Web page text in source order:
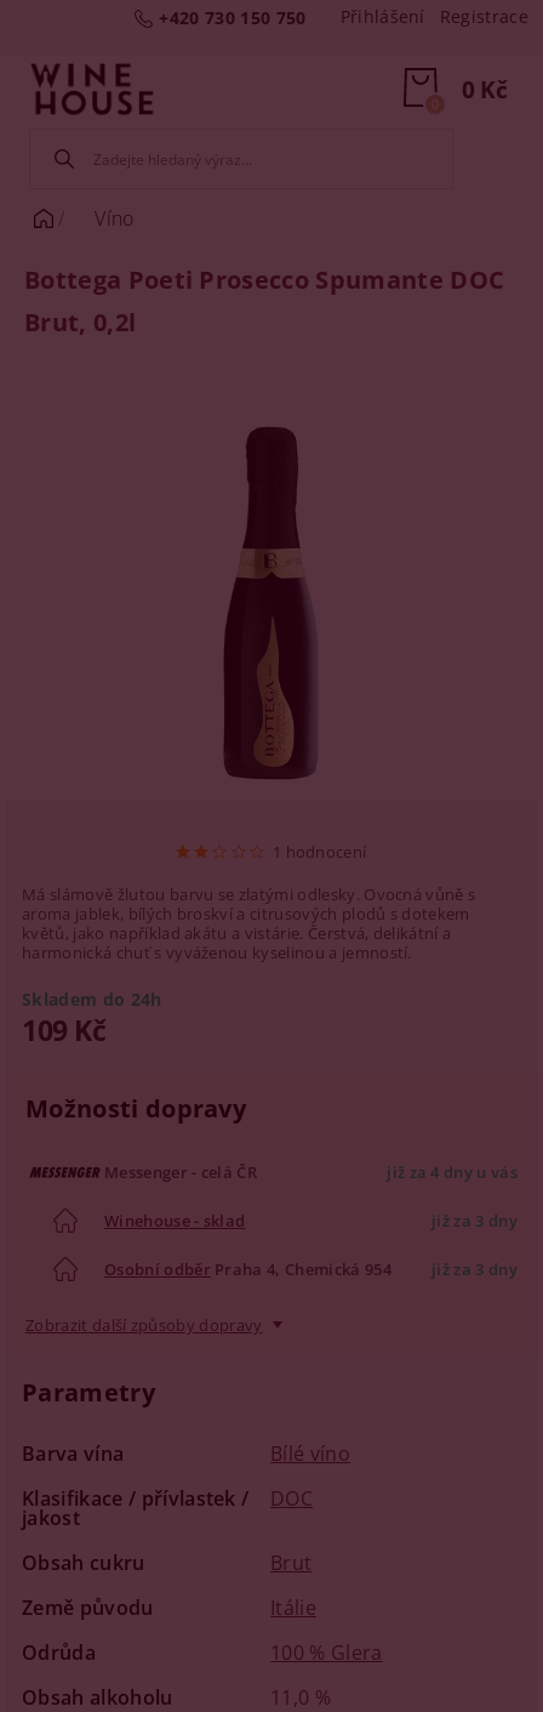
+420 730 150 750 Přihlášení Registrace
0 Kč
0
Víno
Bottega Poeti Prosecco Spumante DOC
Brut, 0,2l
1 hodnocení
Má slámově žlutou barvu se zlatými odlesky. Ovocná vůně s
aroma jablek, bílých broskví a citrusových plodů s dotekem
květů, jako například akátu a vistárie. Čerstvá, delikátní a
harmonická chuť s vyváženou kyselinou a jemností.
Skladem do 24h
109 Kč
Možnosti dopravy
Messenger - celá ČR již za 4 dny u vás
Winehouse - sklad již za 3 dny
Osobní odběr Praha 4, Chemická 954 již za 3 dny
Zobrazit další způsoby dopravy
Parametry
Barva vína
Bílé víno
Klasifikace / přívlastek /
jakost
DOC
Obsah cukru
Brut
Země původu
Itálie
Odrůda
100 % Glera
Obsah alkoholu
11,0 %